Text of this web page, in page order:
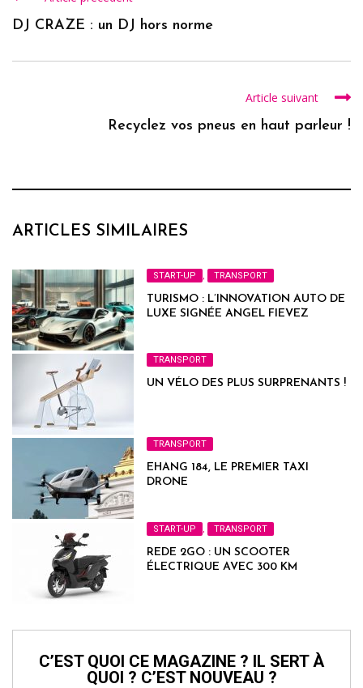
DJ CRAZE : un DJ hors norme
Article suivant
Recyclez vos pneus en haut parleur !
ARTICLES SIMILAIRES
START-UP TRANSPORT
TURISMO : L’INNOVATION AUTO DE
LUXE SIGNÉE ANGEL FIEVEZ
TRANSPORT
UN VÉLO DES PLUS SURPRENANTS !
TRANSPORT
EHANG 184, LE PREMIER TAXI
DRONE
START-UP , TRANSPORT
REDE 2GO : UN SCOOTER
ÉLECTRIQUE AVEC 300 KM
C’EST QUOI CE MAGAZINE ? IL SERT À
QUOI ? C’EST NOUVEAU ?